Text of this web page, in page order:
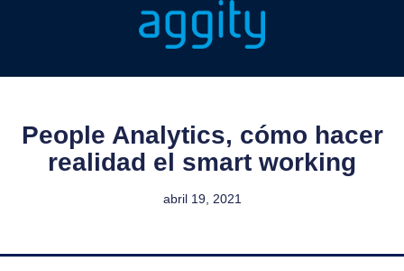
People Analytics, cómo hacer
realidad el smart working
abril 19, 2021